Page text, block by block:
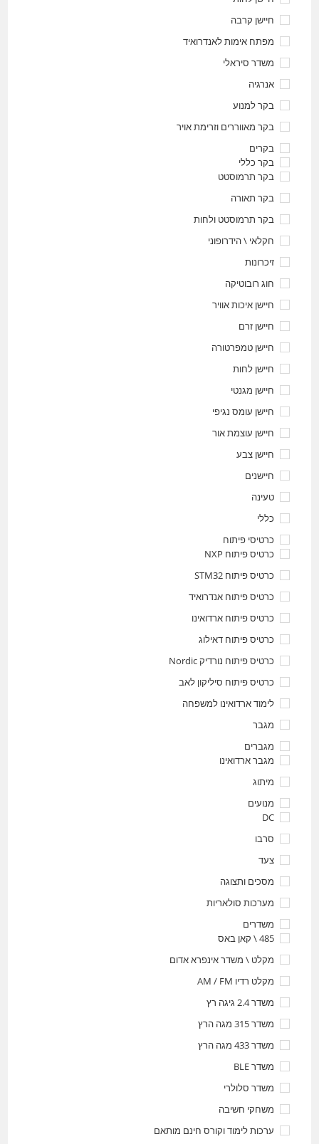
חיישן קרבה
מפתח אימות לאנדרואיד
משדר סיראלי
אנרגיה
בקר למנוע
בקר מאווררים וזרימת אויר
בקרים
בקר כללי
בקר תרמוסטט
בקר תאורה
בקר תרמוסטט ולחות
חקלאי \ הידרופוני
זיכרונות
חוג רובוטיקה
חיישן איכות אוויר
חיישן זרם
חיישן טמפרטורה
חיישן לחות
חיישן מגנטי
חיישן עומס נגיפי
חיישן עוצמת אור
חיישן צבע
חיישנים
טעינה
כללי
כרטיסי פיתוח
כרטיס פיתוח NXP
כרטיס פיתוח STM32
כרטיס פיתוח אנדרואיד
כרטיס פיתוח ארדואינו
כרטיס פיתוח דאילוג
כרטיס פיתוח נורדיק Nordic
כרטיס פיתוח סיליקון לאב
לימוד ארדואינו למשפחה
מגבר
מגברים
מגבר ארדואינו
מיתוג
מנועים
DC
סרבו
צעד
מסכים ותצוגה
מערכות סולאריות
משדרים
485 \ קאן באס
מקלט \ משדר אינפרא אדום
מקלט רדיו AM / FM
משדר 2.4 גיגה רץ
משדר 315 מגה הרץ
משדר 433 מגה הרץ
משדר BLE
משדר סלולרי
משחקי חשיבה
ערכות לימוד וקורס חינם מותאם